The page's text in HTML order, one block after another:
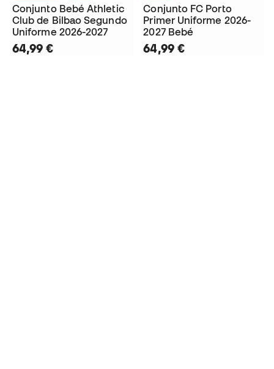
Conjunto Bebé Athletic
Club de Bilbao Segundo
Uniforme 2026-2027
64,99 €
Conjunto FC Porto
Primer Uniforme 2026-
2027 Bebé
64,99 €